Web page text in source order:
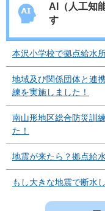
AI（人工知
す
本沢小学校で拠点給水
地域及び関係団体と連
練を実施しました！
南山形地区総合防災訓
た！
地震が来たら？拠点給
もし大きな地震で断水